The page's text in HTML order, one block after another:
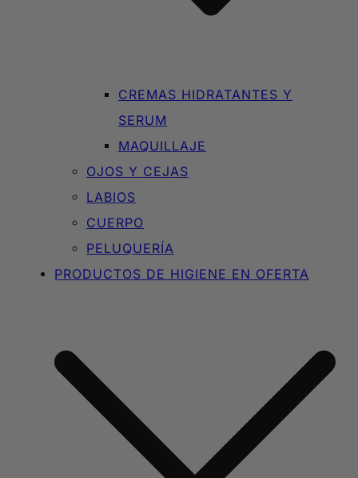
CREMAS HIDRATANTES Y
SERUM
MAQUILLAJE
OJOS Y CEJAS
LABIOS
CUERPO
PELUQUERÍA
PRODUCTOS DE HIGIENE EN OFERTA